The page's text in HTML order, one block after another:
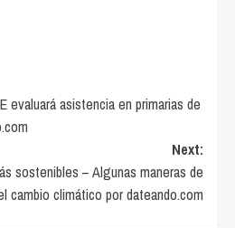
evaluará asistencia en primarias de
Next:
sostenibles – Algunas maneras de
cambio climático por dateando.com